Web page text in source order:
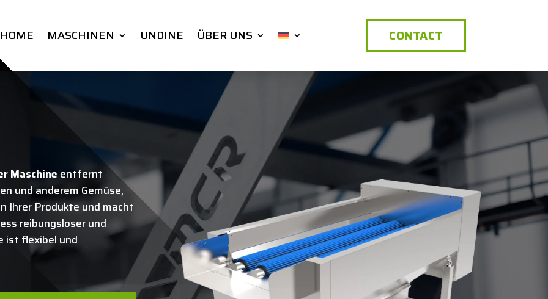
HOME MASCHINEN UNDINE ÜBER UNS CONTACT
Maschine entfernt
und anderem Gemüse,
Ihrer Produkte und macht
reibungsloser und
ist flexibel und